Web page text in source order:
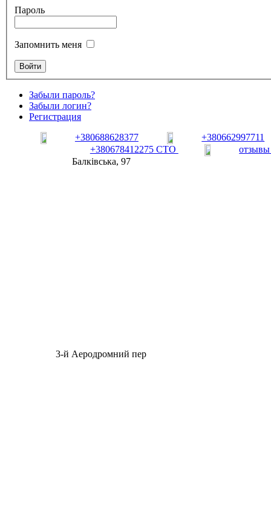
Пароль
Запомнить меня
Забыли пароль?
Забыли логин?
Регистрация
+380688628377
+380662997711
+380678412275 СТО
Балківська, 97
3-й Аеродромний пер